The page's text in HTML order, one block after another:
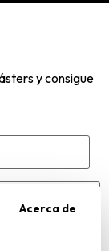
y consigue
Acerca de